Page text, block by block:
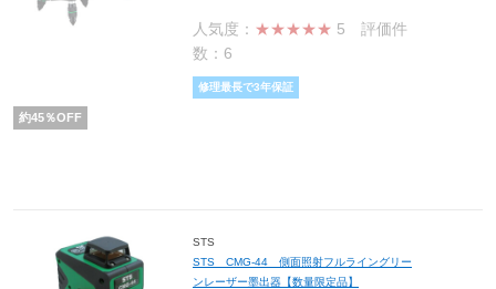
人気度： ★★★★★ 5 評価件
数：6
修理最長で3年保証
約45％OFF
STS
STS CMG-44 側面照射フルライングリー
ンレーザー墨出器【数量限定品】